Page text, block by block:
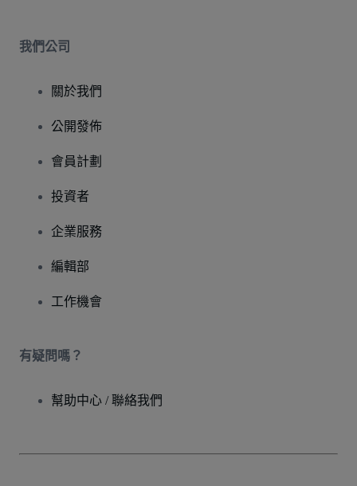
我們公司
關於我們
公開發佈
會員計劃
投資者
企業服務
編輯部
工作機會
有疑問嗎？
幫助中心 / 聯絡我們